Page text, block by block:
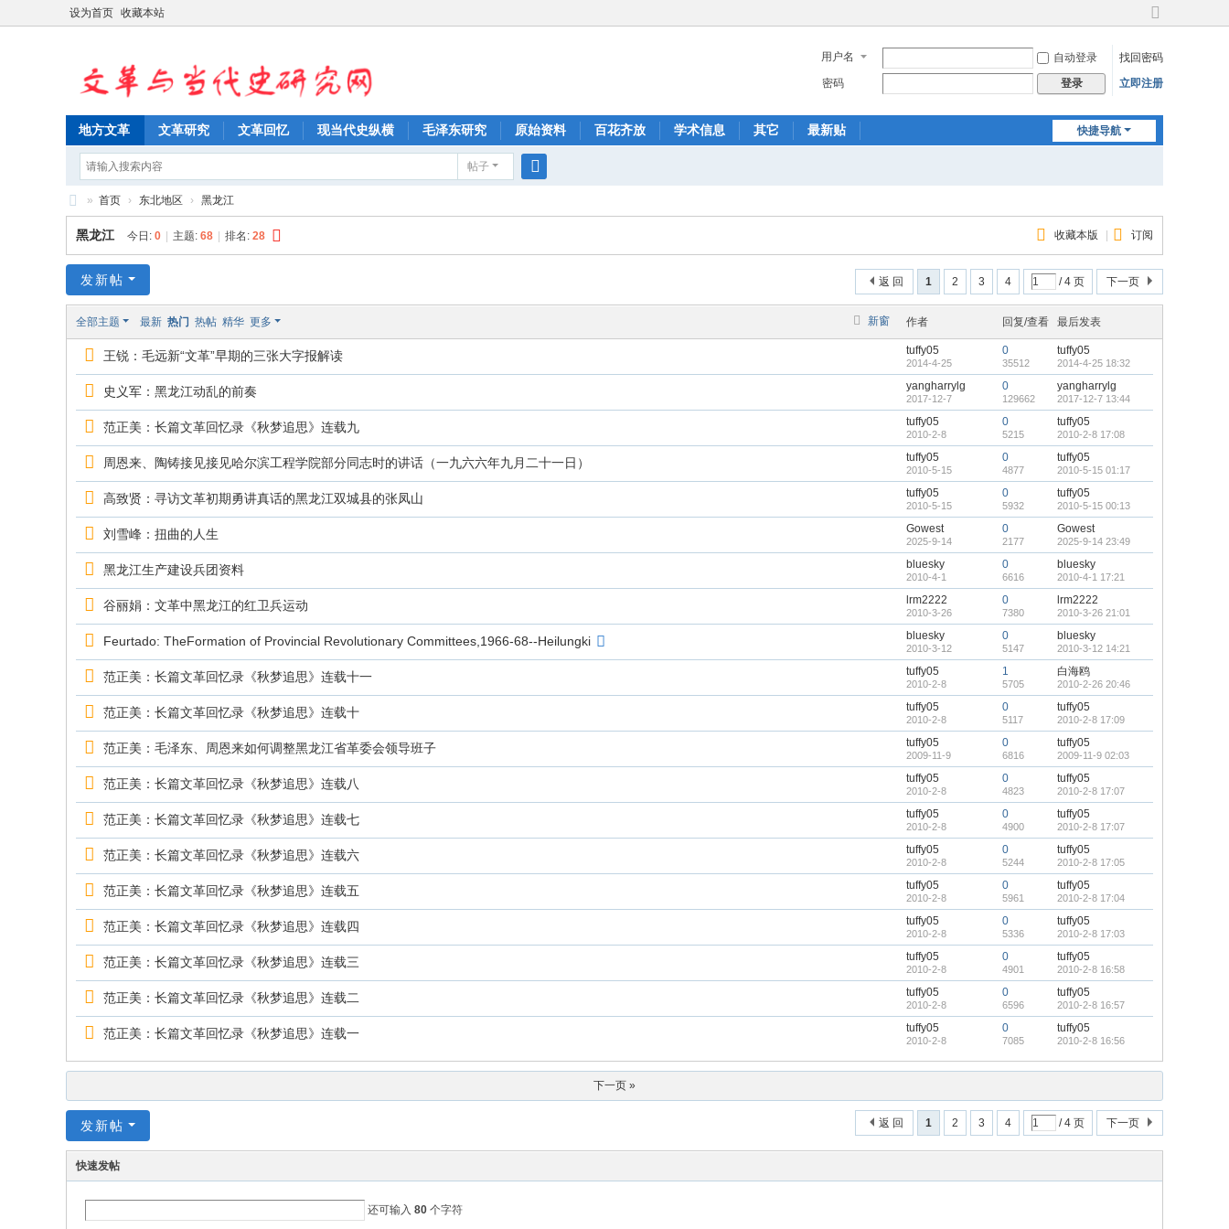
设为首页 收藏本站
切
到
宽
用户名 自动登录
找回密码
密码
登录 立即注册
快捷导航
地方文革 文革研究 文革回忆 现当代史纵横 毛泽东研究 原始资料 百花齐放 学术信息 其它 最新贴
帖子
索
文
革
当
究
» 首页 › 东北地区 › 黑龙江
收藏本版 订阅
黑龙江 今日: 0 主题: 68 排名: 28
1 2 3 4 / 4 页 下一页
返 回
发新帖
新窗
全部主题 最新 热门 热帖 精华 更多 作者 回复/查看 最后发表
王锐：毛远新“文革”早期的三张大字报解读 tuffy05
2014-4-25
0
35512
tuffy05
2014-4-25 18:32
史义军：黑龙江动乱的前奏 yangharrylg
2017-12-7
0
129662
yangharrylg
2017-12-7 13:44
范正美：长篇文革回忆录《秋梦追思》连载九 tuffy05
2010-2-8
0
5215
tuffy05
2010-2-8 17:08
周恩来、陶铸接见接见哈尔滨工程学院部分同志时的讲话（一九六六年九月二十一日） tuffy05
2010-5-15
0
4877
tuffy05
2010-5-15 01:17
高致贤：寻访文革初期勇讲真话的黑龙江双城县的张凤山 tuffy05
2010-5-15
0
5932
tuffy05
2010-5-15 00:13
刘雪峰：扭曲的人生 Gowest
2025-9-14
0
2177
Gowest
2025-9-14 23:49
黑龙江生产建设兵团资料 bluesky
2010-4-1
0
6616
bluesky
2010-4-1 17:21
谷丽娟：文革中黑龙江的红卫兵运动 lrm2222
2010-3-26
0
7380
lrm2222
2010-3-26 21:01
Feurtado: TheFormation of Provincial Revolutionary Committees,1966-68--Heilungki bluesky
2010-3-12
0
5147
bluesky
2010-3-12 14:21
范正美：长篇文革回忆录《秋梦追思》连载十一 tuffy05
2010-2-8
1
5705
白海鸥
2010-2-26 20:46
范正美：长篇文革回忆录《秋梦追思》连载十 tuffy05
2010-2-8
0
5117
tuffy05
2010-2-8 17:09
范正美：毛泽东、周恩来如何调整黑龙江省革委会领导班子 tuffy05
2009-11-9
0
6816
tuffy05
2009-11-9 02:03
范正美：长篇文革回忆录《秋梦追思》连载八 tuffy05
2010-2-8
0
4823
tuffy05
2010-2-8 17:07
范正美：长篇文革回忆录《秋梦追思》连载七 tuffy05
2010-2-8
0
4900
tuffy05
2010-2-8 17:07
范正美：长篇文革回忆录《秋梦追思》连载六 tuffy05
2010-2-8
0
5244
tuffy05
2010-2-8 17:05
范正美：长篇文革回忆录《秋梦追思》连载五 tuffy05
2010-2-8
0
5961
tuffy05
2010-2-8 17:04
范正美：长篇文革回忆录《秋梦追思》连载四 tuffy05
2010-2-8
0
5336
tuffy05
2010-2-8 17:03
范正美：长篇文革回忆录《秋梦追思》连载三 tuffy05
2010-2-8
0
4901
tuffy05
2010-2-8 16:58
范正美：长篇文革回忆录《秋梦追思》连载二 tuffy05
2010-2-8
0
6596
tuffy05
2010-2-8 16:57
范正美：长篇文革回忆录《秋梦追思》连载一 tuffy05
2010-2-8
0
7085
tuffy05
2010-2-8 16:56
下一页 »
1 2 3 4 / 4 页 下一页
返 回
发新帖
快速发帖
还可输入 80 个字符